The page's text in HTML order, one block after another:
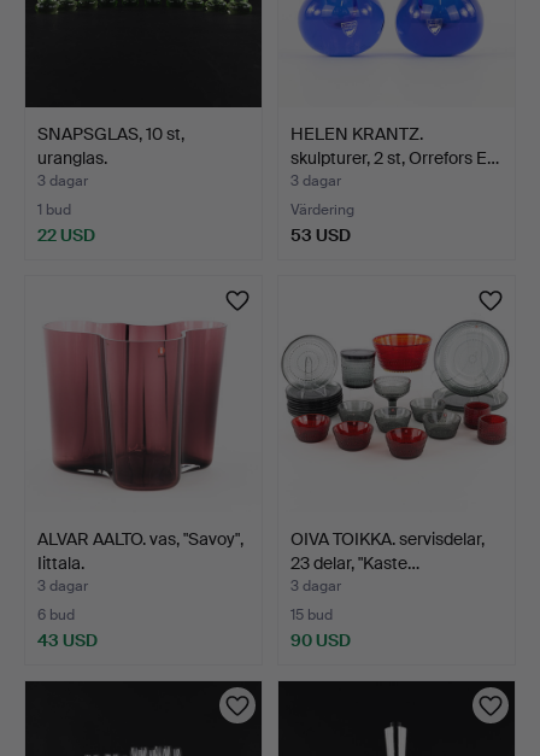
SNAPSGLAS, 10 st,
uranglas.
3 dagar
1 bud
22 USD
HELEN KRANTZ.
skulpturer, 2 st, Orrefors E…
3 dagar
Värdering
53 USD
ALVAR AALTO. vas, "Savoy",
Iittala.
3 dagar
6 bud
43 USD
OIVA TOIKKA. servisdelar,
23 delar, "Kaste…
3 dagar
15 bud
90 USD